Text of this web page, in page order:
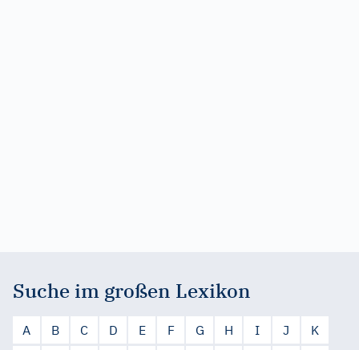
Suche im großen Lexikon
A B C D E F G H I J
K